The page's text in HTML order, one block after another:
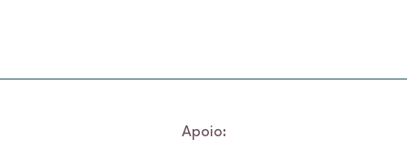
Apoio: